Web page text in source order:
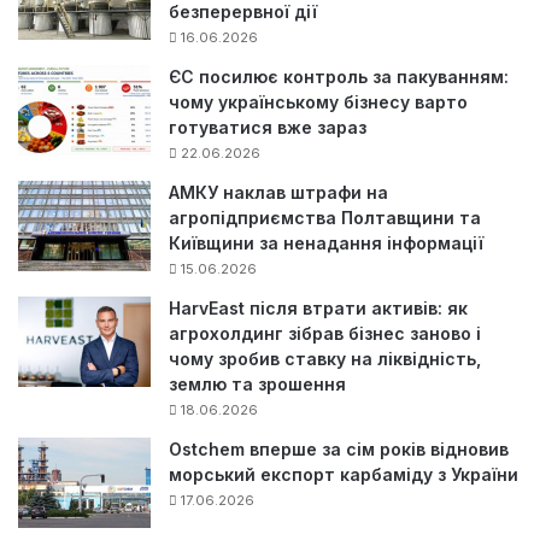
безперервної дії
16.06.2026
ЄС посилює контроль за пакуванням:
чому українському бізнесу варто
готуватися вже зараз
22.06.2026
АМКУ наклав штрафи на
агропідприємства Полтавщини та
Київщини за ненадання інформації
15.06.2026
HarvEast після втрати активів: як
агрохолдинг зібрав бізнес заново і
чому зробив ставку на ліквідність,
землю та зрошення
18.06.2026
Ostchem вперше за сім років відновив
морський експорт карбаміду з України
17.06.2026